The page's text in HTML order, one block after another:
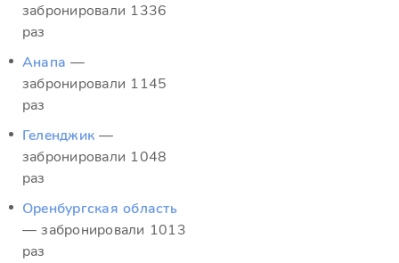
забронировали 1336
раз
Анапа —
забронировали 1145
раз
Геленджик —
забронировали 1048
раз
Оренбургская область
— забронировали 1013
раз